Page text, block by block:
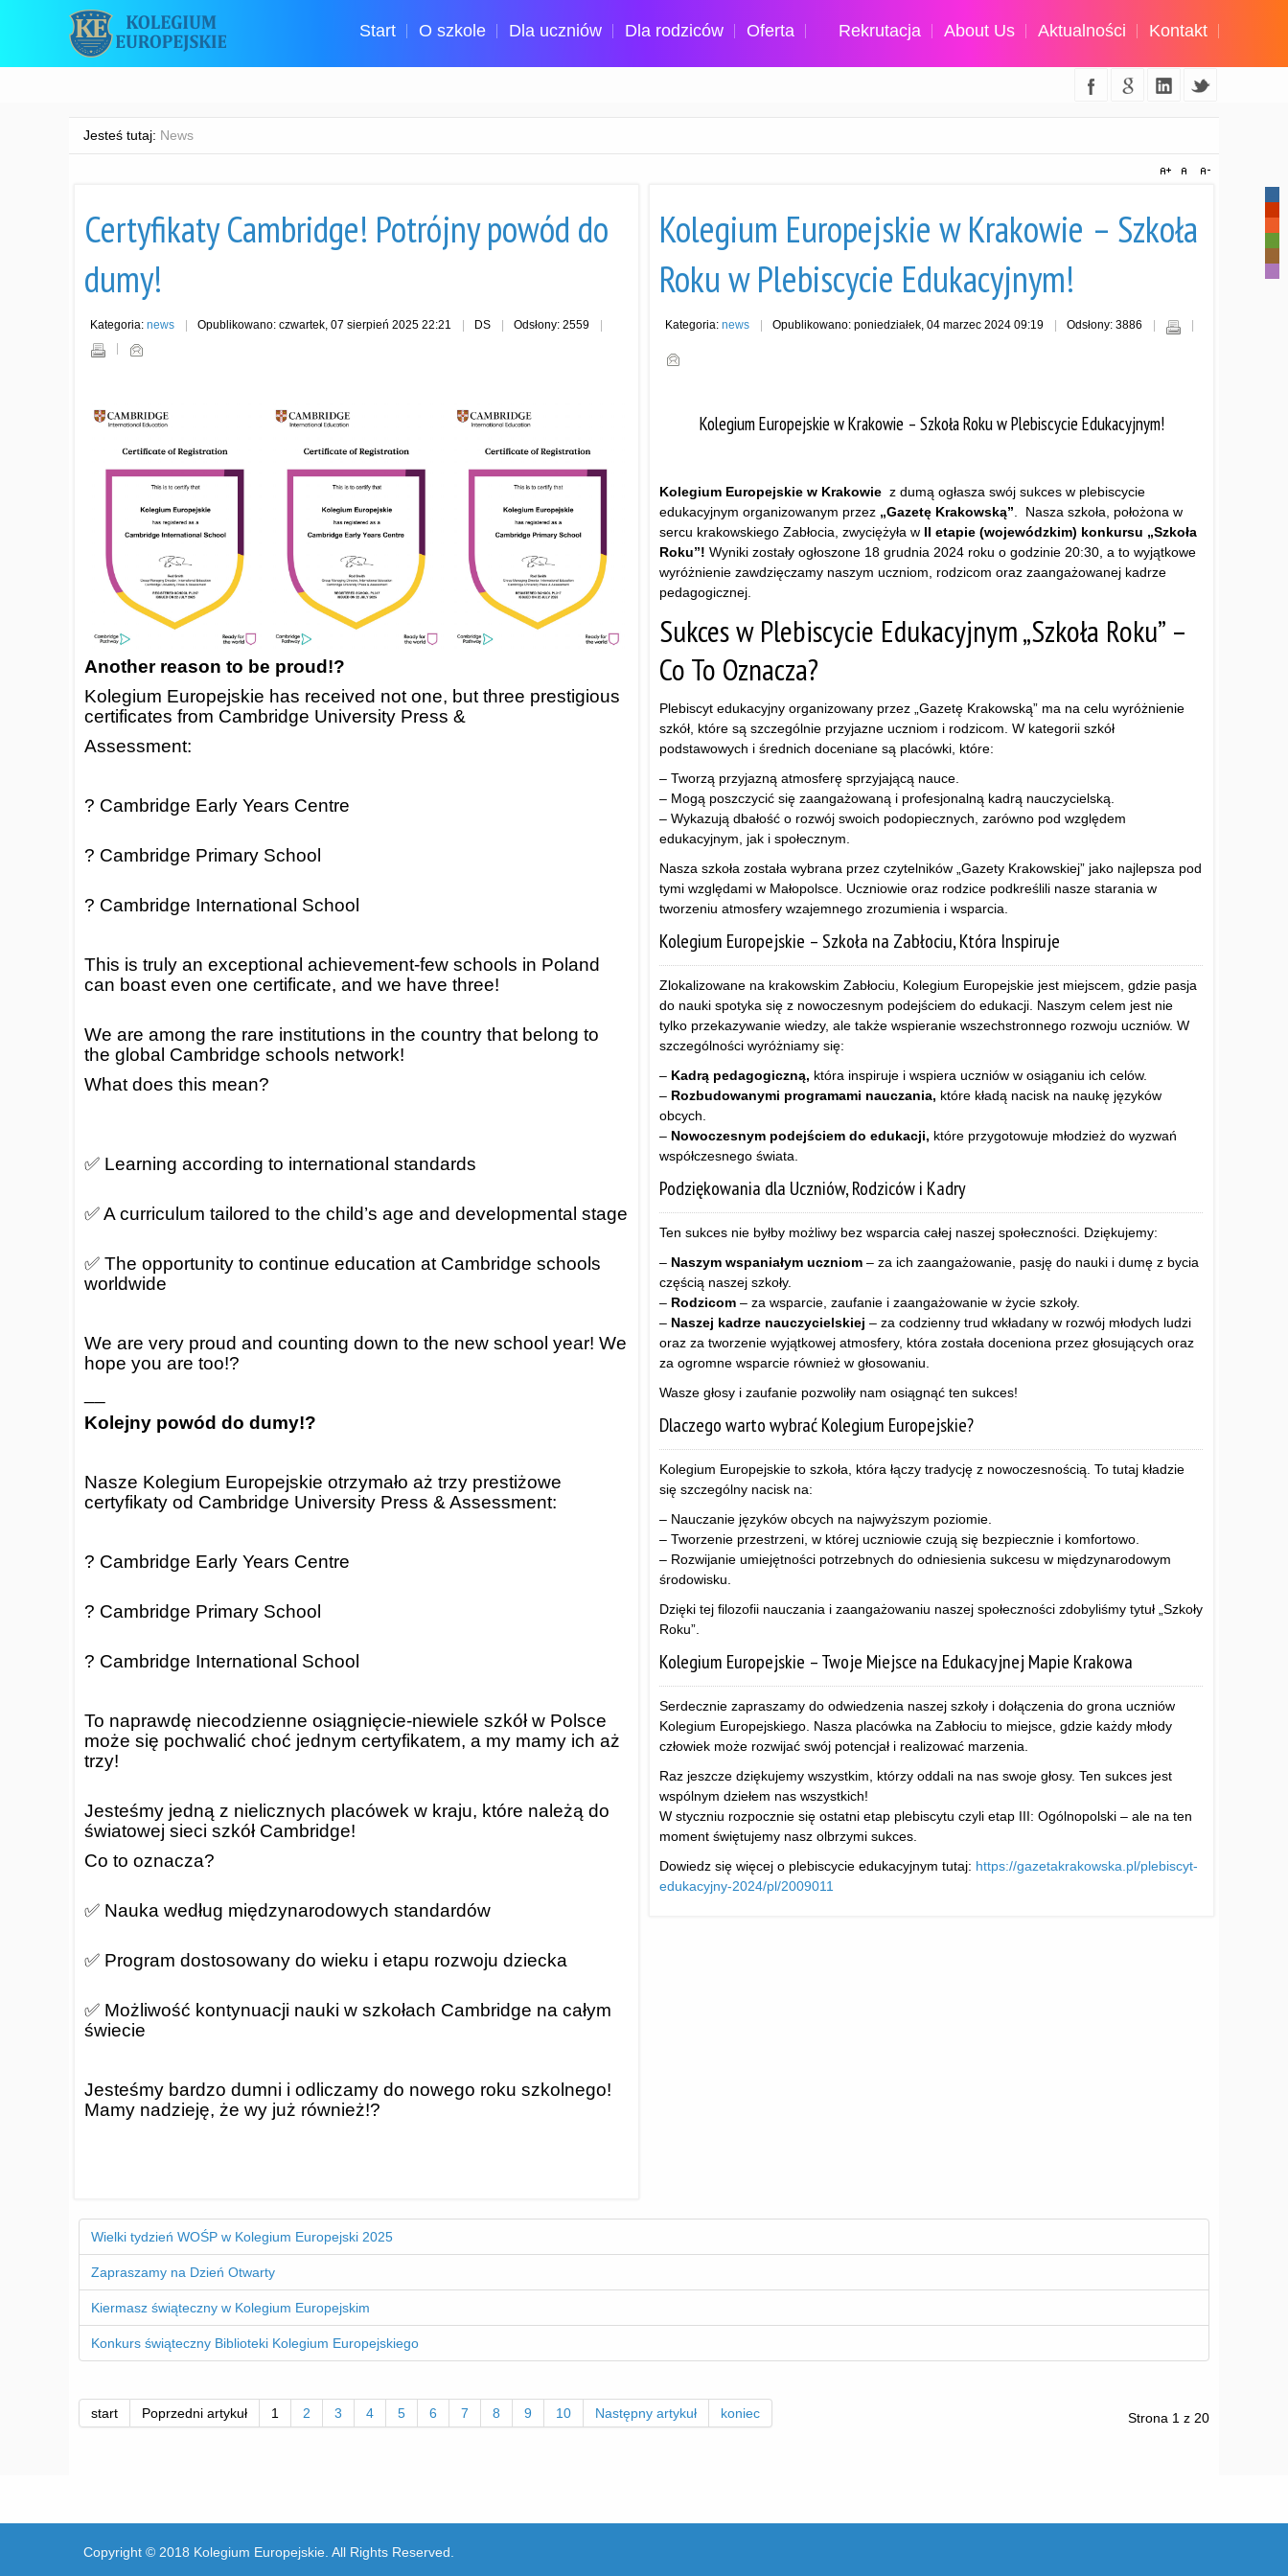
Start O szkole Dla uczniów Dla rodziców Oferta Rekrutacja About Us Aktualności Kontakt
Jesteś tutaj: News
Certyfikaty Cambridge! Potrójny powód do
dumy!
Kategoria: news Opublikowano: czwartek, 07 sierpień 2025 22:21 DS Odsłony: 2559
Another reason to be proud!?
Kolegium Europejskie has received not one, but three prestigious
certificates from Cambridge University Press &
Assessment:
? Cambridge Early Years Centre
? Cambridge Primary School
? Cambridge International School
This is truly an exceptional achievement-few schools in Poland
can boast even one certificate, and we have three!
We are among the rare institutions in the country that belong to
the global Cambridge schools network!
What does this mean?
✅ Learning according to international standards
✅ A curriculum tailored to the child’s age and developmental stage
✅ The opportunity to continue education at Cambridge schools
worldwide
We are very proud and counting down to the new school year! We
hope you are too!?
Kolejny powód do dumy!?
Nasze Kolegium Europejskie otrzymało aż trzy prestiżowe
certyfikaty od Cambridge University Press & Assessment:
? Cambridge Early Years Centre
? Cambridge Primary School
? Cambridge International School
To naprawdę niecodzienne osiągnięcie-niewiele szkół w Polsce
może się pochwalić choć jednym certyfikatem, a my mamy ich aż
trzy!
Jesteśmy jedną z nielicznych placówek w kraju, które należą do
światowej sieci szkół Cambridge!
Co to oznacza?
✅ Nauka według międzynarodowych standardów
✅ Program dostosowany do wieku i etapu rozwoju dziecka
✅ Możliwość kontynuacji nauki w szkołach Cambridge na całym
świecie
Jesteśmy bardzo dumni i odliczamy do nowego roku szkolnego!
Mamy nadzieję, że wy już również!?
Kolegium Europejskie w Krakowie – Szkoła
Roku w Plebiscycie Edukacyjnym!
Kategoria: news Opublikowano: poniedziałek, 04 marzec 2024 09:19 Odsłony: 3886
Kolegium Europejskie w Krakowie – Szkoła Roku w Plebiscycie Edukacyjnym!
Kolegium Europejskie w Krakowie z dumą ogłasza swój sukces w plebiscycie
edukacyjnym organizowanym przez „Gazetę Krakowską” . Nasza szkoła, położona w
sercu krakowskiego Zabłocia, zwyciężyła w II etapie (wojewódzkim) konkursu „Szkoła
Roku”! Wyniki zostały ogłoszone 18 grudnia 2024 roku o godzinie 20:30, a to wyjątkowe
wyróżnienie zawdzięczamy naszym uczniom, rodzicom oraz zaangażowanej kadrze
pedagogicznej.
Sukces w Plebiscycie Edukacyjnym „Szkoła Roku” –
Co To Oznacza?
Plebiscyt edukacyjny organizowany przez „Gazetę Krakowską” ma na celu wyróżnienie
szkół, które są szczególnie przyjazne uczniom i rodzicom. W kategorii szkół
podstawowych i średnich doceniane są placówki, które:
– Tworzą przyjazną atmosferę sprzyjającą nauce.
– Mogą poszczycić się zaangażowaną i profesjonalną kadrą nauczycielską.
– Wykazują dbałość o rozwój swoich podopiecznych, zarówno pod względem
edukacyjnym, jak i społecznym.
Nasza szkoła została wybrana przez czytelników „Gazety Krakowskiej” jako najlepsza pod
tymi względami w Małopolsce. Uczniowie oraz rodzice podkreślili nasze starania w
tworzeniu atmosfery wzajemnego zrozumienia i wsparcia.
Kolegium Europejskie – Szkoła na Zabłociu, Która Inspiruje
Zlokalizowane na krakowskim Zabłociu, Kolegium Europejskie jest miejscem, gdzie pasja
do nauki spotyka się z nowoczesnym podejściem do edukacji. Naszym celem jest nie
tylko przekazywanie wiedzy, ale także wspieranie wszechstronnego rozwoju uczniów. W
szczególności wyróżniamy się:
– Kadrą pedagogiczną, która inspiruje i wspiera uczniów w osiąganiu ich celów.
– Rozbudowanymi programami nauczania, które kładą nacisk na naukę języków
obcych.
– Nowoczesnym podejściem do edukacji, które przygotowuje młodzież do wyzwań
współczesnego świata.
Podziękowania dla Uczniów, Rodziców i Kadry
Ten sukces nie byłby możliwy bez wsparcia całej naszej społeczności. Dziękujemy:
– Naszym wspaniałym uczniom – za ich zaangażowanie, pasję do nauki i dumę z bycia
częścią naszej szkoły.
– Rodzicom – za wsparcie, zaufanie i zaangażowanie w życie szkoły.
– Naszej kadrze nauczycielskiej – za codzienny trud wkładany w rozwój młodych ludzi
oraz za tworzenie wyjątkowej atmosfery, która została doceniona przez głosujących oraz
za ogromne wsparcie również w głosowaniu.
Wasze głosy i zaufanie pozwoliły nam osiągnąć ten sukces!
Dlaczego warto wybrać Kolegium Europejskie?
Kolegium Europejskie to szkoła, która łączy tradycję z nowoczesnością. To tutaj kładzie
się szczególny nacisk na:
– Nauczanie języków obcych na najwyższym poziomie.
– Tworzenie przestrzeni, w której uczniowie czują się bezpiecznie i komfortowo.
– Rozwijanie umiejętności potrzebnych do odniesienia sukcesu w międzynarodowym
środowisku.
Dzięki tej filozofii nauczania i zaangażowaniu naszej społeczności zdobyliśmy tytuł „Szkoły
Roku”.
Kolegium Europejskie – Twoje Miejsce na Edukacyjnej Mapie Krakowa
Serdecznie zapraszamy do odwiedzenia naszej szkoły i dołączenia do grona uczniów
Kolegium Europejskiego. Nasza placówka na Zabłociu to miejsce, gdzie każdy młody
człowiek może rozwijać swój potencjał i realizować marzenia.
Raz jeszcze dziękujemy wszystkim, którzy oddali na nas swoje głosy. Ten sukces jest
wspólnym dziełem nas wszystkich!
W styczniu rozpocznie się ostatni etap plebiscytu czyli etap III: Ogólnopolski – ale na ten
moment świętujemy nasz olbrzymi sukces.
Dowiedz się więcej o plebiscycie edukacyjnym tutaj: https://gazetakrakowska.pl/plebiscyt-
edukacyjny-2024/pl/2009011
Wielki tydzień WOŚP w Kolegium Europejski 2025
Zapraszamy na Dzień Otwarty
Kiermasz świąteczny w Kolegium Europejskim
Konkurs świąteczny Biblioteki Kolegium Europejskiego
Strona 1 z 20
start Poprzedni artykuł 1 2 3 4 5 6 7 8 9 10 Następny artykuł koniec
Copyright © 2018 Kolegium Europejskie. All Rights Reserved.